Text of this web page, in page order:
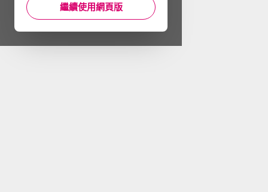
繼續使用網頁版